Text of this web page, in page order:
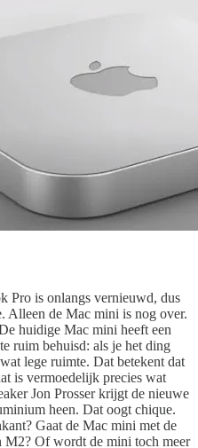
Pro is onlangs vernieuwd, dus
Alleen de Mac mini is nog over.
huidige Mac mini heeft een
ruim behuisd: als je het ding
lege ruimte. Dat betekent dat
is vermoedelijk precies wat
Jon Prosser krijgt de nieuwe
heen. Dat oogt chique.
Gaat de Mac mini met de
Of wordt de mini toch meer